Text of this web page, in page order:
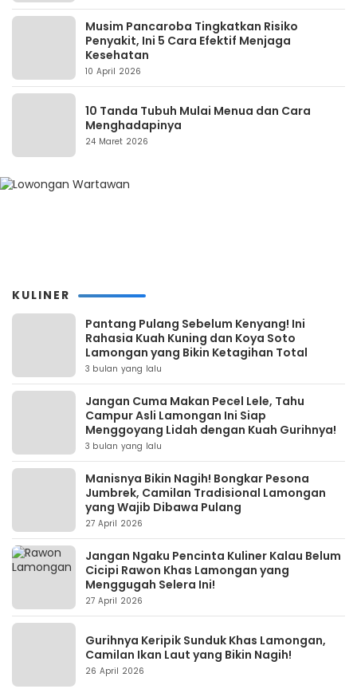
Musim Pancaroba Tingkatkan Risiko
Penyakit, Ini 5 Cara Efektif Menjaga
Kesehatan
10 April 2026
10 Tanda Tubuh Mulai Menua dan Cara
Menghadapinya
24 Maret 2026
KULINER
Pantang Pulang Sebelum Kenyang! Ini
Rahasia Kuah Kuning dan Koya Soto
Lamongan yang Bikin Ketagihan Total
3 bulan yang lalu
Jangan Cuma Makan Pecel Lele, Tahu
Campur Asli Lamongan Ini Siap
Menggoyang Lidah dengan Kuah Gurihnya!
3 bulan yang lalu
Manisnya Bikin Nagih! Bongkar Pesona
Jumbrek, Camilan Tradisional Lamongan
yang Wajib Dibawa Pulang
27 April 2026
Jangan Ngaku Pencinta Kuliner Kalau Belum
Cicipi Rawon Khas Lamongan yang
Menggugah Selera Ini!
27 April 2026
Gurihnya Keripik Sunduk Khas Lamongan,
Camilan Ikan Laut yang Bikin Nagih!
26 April 2026